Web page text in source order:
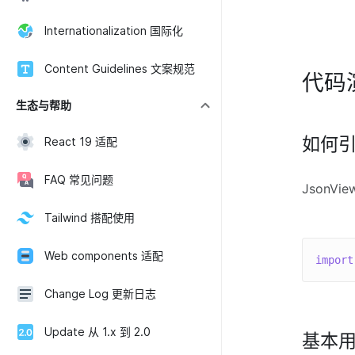
Internationalization 国际化
Content Guidelines 文案规范
生态与帮助
React 19 适配
FAQ 常见问题
Tailwind 搭配使用
Web components 适配
Change Log 更新日志
Update 从 1.x 到 2.0
代码
如何
import
基本